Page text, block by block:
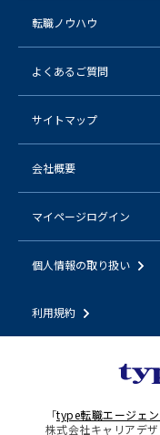
転職ノウハウ
よくあるご質問
サイトマップ
会社概要
マイページログイン
個人情報の取り扱い
利用規約
「type転職エージェ
株式会社キャリアデ